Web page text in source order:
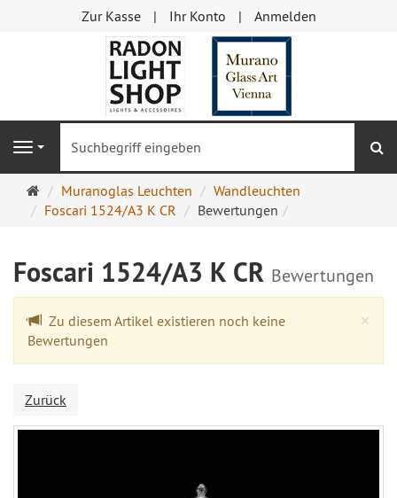
Zur Kasse Ihr Konto Anmelden
Navigation
Startseite
Muranoglas Leuchten
Wandleuchten
Foscari 1524/A3 K CR
Bewertungen
Foscari 1524/A3 K CR Bewertungen
×
Zu diesem Artikel existieren noch keine
Bewertungen
Zurück